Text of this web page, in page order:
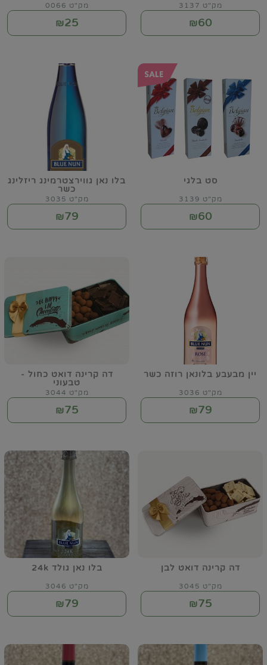
מק"ט 3137
₪60
מק"ט 0066
₪25
סט בלגי
מק"ט 3139
₪60
בלו נאן גווירצטרמינג ריזלינג
כשר
מק"ט 3035
₪79
יין מבעבע בלונאן רוזה כשר
מק"ט 3036
₪79
דה קרינה דואט כחול -
טבעוני
מק"ט 3044
₪75
דה קרינה דואט לבן
מק"ט 3045
₪75
בלו נאן גולד 24k
מק"ט 3046
₪79